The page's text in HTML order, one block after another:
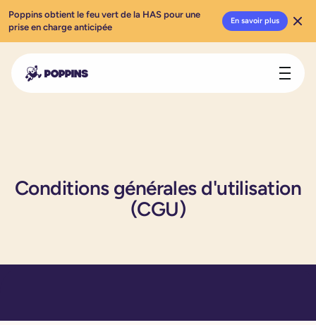
Conditions générales d'utilisation
(CGU)
Poppins obtient le feu vert de la HAS pour une
prise en charge anticipée
En savoir plus